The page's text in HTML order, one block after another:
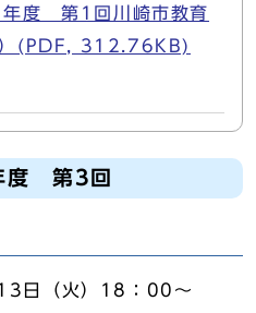
度 第1回川崎市教育
）(PDF, 312.76KB)
度 第3回
日（火）18：00～